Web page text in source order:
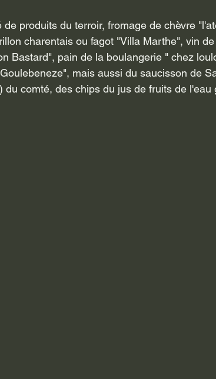
charentais ou fagot "Villa Marthe", vin
Bastard", pain de la boulangerie " chez
mais aussi du saucisson de
du comté, des chips du jus de fruits de